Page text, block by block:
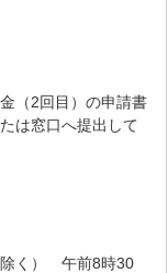
。
2回目）の申請書
は窓口へ提出して
除く） 午前8時30